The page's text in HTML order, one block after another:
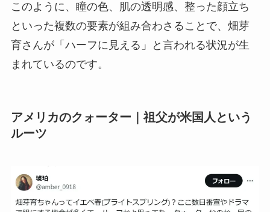
このように、瞳の色、肌の透明感、整った顔立ち
といった複数の要素が組み合わさることで、畑芽
育さんが「ハーフに見える」と言われる状況が生
まれているのです。
アメリカのクォーター｜祖父が米国人という
ルーツ